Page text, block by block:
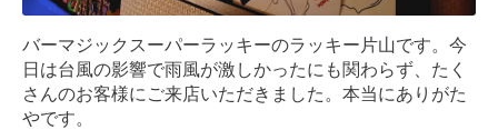
バーマジックスーパーラッキーのラッキー片山です。今
日は台風の影響で雨風が激しかったにも関わらず、たく
さんのお客様にご来店いただきました。本当にありがた
やです。